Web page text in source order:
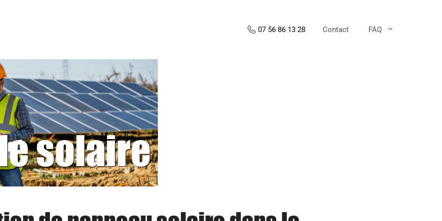
07 56 86 13 28 Contact FAQ
solaire